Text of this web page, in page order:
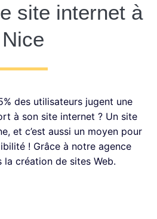
site internet à
Nice
des utilisateurs jugent une
à son site internet ? Un site
et c’est aussi un moyen pour
! Grâce à notre agence
la création de sites Web.